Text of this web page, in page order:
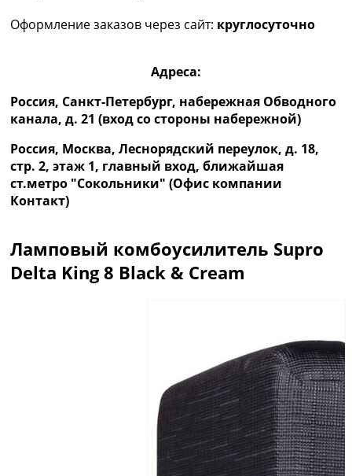
Оформление заказов через сайт: круглосуточно
Адреса:
Россия, Санкт-Петербург, набережная Обводного
канала, д. 21 (вход со стороны набережной)
Россия, Москва, Леснорядский переулок, д. 18,
стр. 2, этаж 1, главный вход, ближайшая
ст.метро "Сокольники" (Офис компании
Контакт)
Ламповый комбоусилитель Supro
Delta King 8 Black & Cream